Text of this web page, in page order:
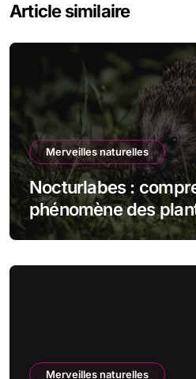
Article similaire
Merveilles naturelles
Nocturlabes :
phénomène des
fleurissent la nuit
Merveilles naturelles